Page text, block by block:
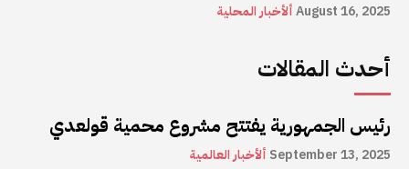
ألأخبار المحليةAugust 16, 2025
أحدث المقالات
رئيس الجمهورية يفتتح مشروع محمية قولعدي
ألأخبار العالمية September 13, 2025